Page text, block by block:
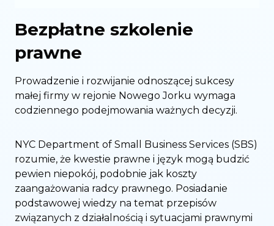
Bezpłatne szkolenie
prawne
Prowadzenie i rozwijanie odnoszącej sukcesy
małej firmy w rejonie Nowego Jorku wymaga
codziennego podejmowania ważnych decyzji.
NYC Department of Small Business Services (SBS)
rozumie, że kwestie prawne i język mogą budzić
pewien niepokój, podobnie jak koszty
zaangażowania radcy prawnego. Posiadanie
podstawowej wiedzy na temat przepisów
związanych z działalnością i sytuacjami prawnymi